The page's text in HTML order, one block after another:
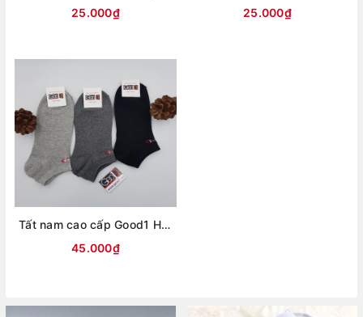
25.000₫
25.000₫
Tất nam cao cấp Good1 Hàn Quốc
45.000₫